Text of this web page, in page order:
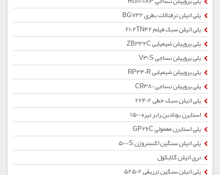
پلی اتیلن ترفتالات بطری BG732
پلی اتیلن سبک فیلم 2102TN42
پلی پروپیلن شیمیایی ZB332C
پلی پروپیلن نساجی V30S
پلی پروپیلن شیمیایی RP340R
پلی پروپیلن نساجی CR380
پلی اتیلن سبک خطی 22402
استایرن بوتادین رابر تیره 1500
پلی استایرن معمولی GP26C
پلی اتیلن سنگین اکستروژن 5000S
تری اتیلن گلایکول
پلی اتیلن سنگین تزریقی 52502